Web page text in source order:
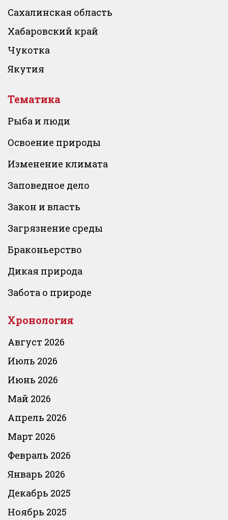
Сахалинская область
Хабаровский край
Чукотка
Якутия
Тематика
Рыба и люди
Освоение природы
Изменение климата
Заповедное дело
Закон и власть
Загрязнение среды
Браконьерство
Дикая природа
Забота о природе
Хронология
Август 2026
Июль 2026
Июнь 2026
Май 2026
Апрель 2026
Март 2026
Февраль 2026
Январь 2026
Декабрь 2025
Ноябрь 2025